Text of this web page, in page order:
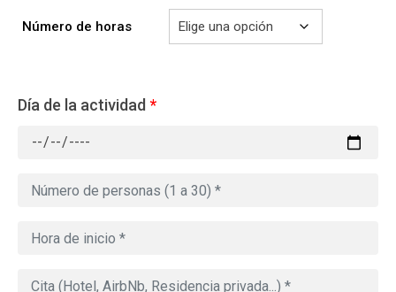
Número de horas
Día de la actividad *